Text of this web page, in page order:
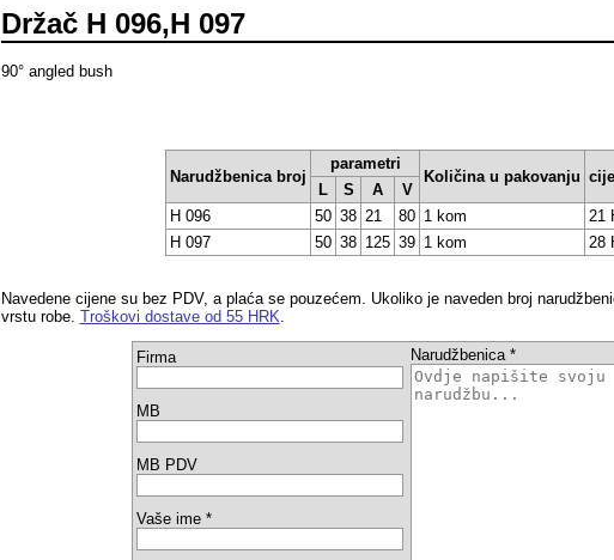
Držač H 096,H 097
90° angled bush
Narudžbenica broj
parametri
Količina u pakovanju
L S A
V
H 096
50 38 21 80 1 kom
21
H 097
50 38 125 39 1 kom 28
Navedene cijene su bez PDV, a plaća se pouzećem. Ukoliko je naveden broj
vrstu robe. Troškovi dostave od 55 HRK.
Firma Narudžbenica *
MB
MB PDV
Vaše ime *